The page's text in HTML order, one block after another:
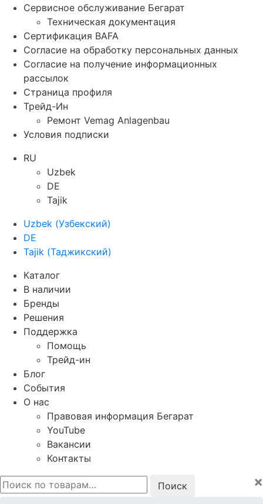
Сервисное обслуживание Бегарат
Техническая документация
Сертификация BAFA
Согласие на обработку персональных данных
Согласие на получение информационных
рассылок
Страница профиля
Трейд-Ин
Ремонт Vemag Anlagenbau
Условия подписки
RU
Uzbek
DE
Tajik
Uzbek (Узбекский)
DE
Tajik (Таджикский)
Каталог
В наличии
Бренды
Решения
Поддержка
Помощь
Трейд-ин
Блог
События
О нас
Правовая информация Бегарат
YouTube
Вакансии
Контакты
Искать:
×